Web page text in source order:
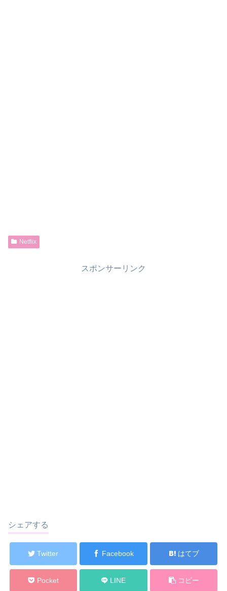
Netflix
スポンサーリンク
シェアする
Twitter Facebook はてブ
Pocket LINE コピー